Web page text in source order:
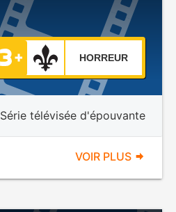
HORREUR
Série télévisée d'épouvante
VOIR PLUS